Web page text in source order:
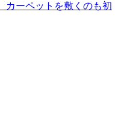
ーペットを敷くのも初